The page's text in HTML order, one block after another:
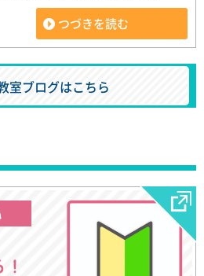
つづきを読む
室ブログはこちら